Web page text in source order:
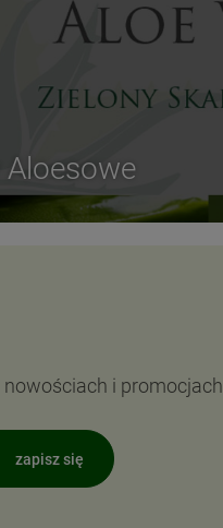
i promocjach
zapisz się